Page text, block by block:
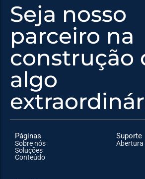
Seja nosso
parceiro na
construção
algo
Páginas
Sobre nós
Soluções
Conteúdo
Suporte
Abertura